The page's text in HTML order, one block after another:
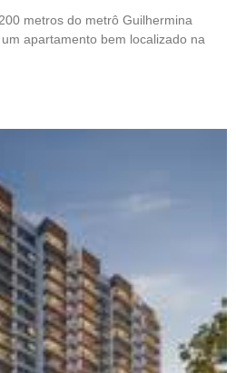
metros do metrô Guilhermina
apartamento bem localizado na